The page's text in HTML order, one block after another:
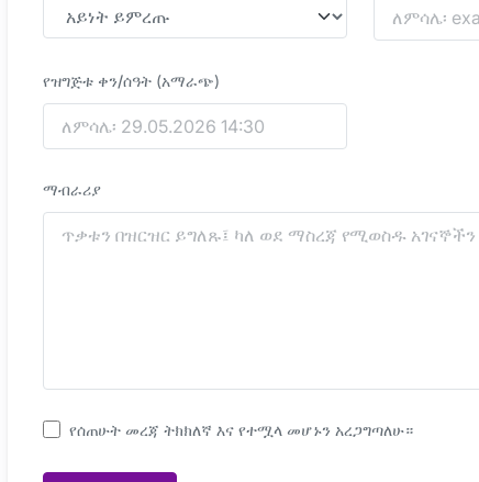
የዝግጅቱ ቀን/ሰዓት (አማራጭ)
ማብራሪያ
የሰጠሁት መረጃ ትክክለኛ እና የተሟላ መሆኑን አረጋግጣለሁ።